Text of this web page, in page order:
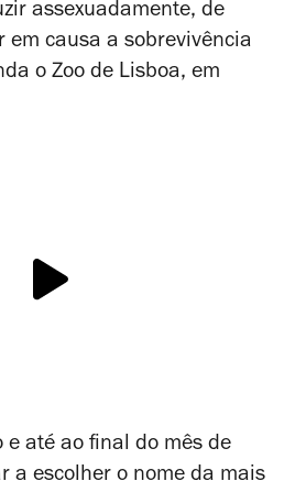
assexuadamente, de
em causa a sobrevivência
o Zoo de Lisboa, em
e até ao final do mês de
a escolher o nome da mais